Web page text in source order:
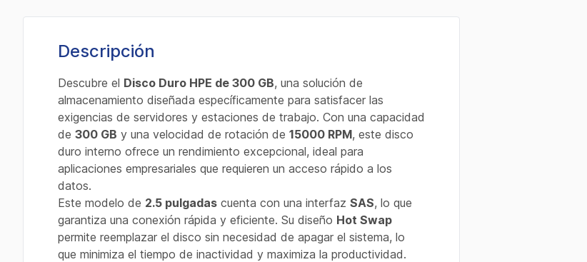
Descripción
Descubre el Disco Duro HPE de 300 GB, una solución de
almacenamiento diseñada específicamente para satisfacer las
exigencias de servidores y estaciones de trabajo. Con una capacidad
de 300 GB y una velocidad de rotación de 15000 RPM, este disco
duro interno ofrece un rendimiento excepcional, ideal para
aplicaciones empresariales que requieren un acceso rápido a los
datos.
Este modelo de 2.5 pulgadas cuenta con una interfaz SAS, lo que
garantiza una conexión rápida y eficiente. Su diseño Hot Swap
permite reemplazar el disco sin necesidad de apagar el sistema, lo
que minimiza el tiempo de inactividad y maximiza la productividad.